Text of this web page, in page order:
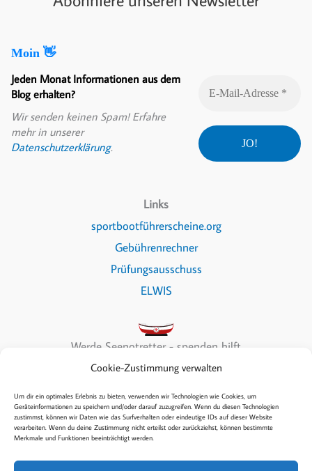
Cookie-Zustimmung verwalten
Um dir ein optimales Erlebnis zu bieten, verwenden wir Technologien wie Cookies, um
Geräteinformationen zu speichern und/oder darauf zuzugreifen. Wenn du diesen Technologien
zustimmst, können wir Daten wie das Surfverhalten oder eindeutige IDs auf dieser Website
verarbeiten. Wenn du deine Zustimmung nicht erteilst oder zurückziehst, können bestimmte
Merkmale und Funktionen beeinträchtigt werden.
Moin 👋
Jeden Monat Informationen aus dem
Blog erhalten?
Wir senden keinen Spam! Erfahre
mehr in unserer
Datenschutzerklärung.
Links
sportbootführerscheine.org
Gebührenrechner
Prüfungsausschuss
ELWIS
Werde Seenotretter - spenden hilft
Copyright © 2026 Sea & Fun